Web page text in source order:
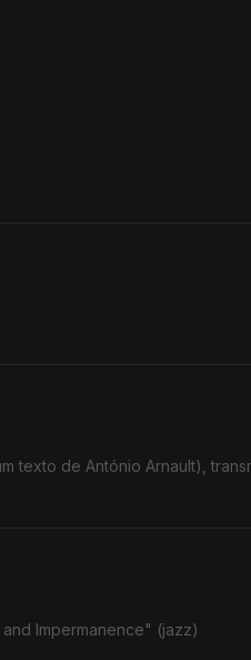
texto de António Arnault),
Impermanence" (jazz)